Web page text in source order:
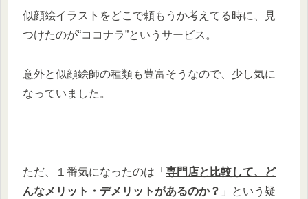
似顔絵イラストをどこで頼もうか考えてる時に、見
つけたのが“ココナラ”というサービス。
意外と似顔絵師の種類も豊富そうなので、少し気に
なっていました。
ただ、１番気になったのは「 専門店と比較して、ど
んなメリット・デメリットがあるのか？ 」という疑